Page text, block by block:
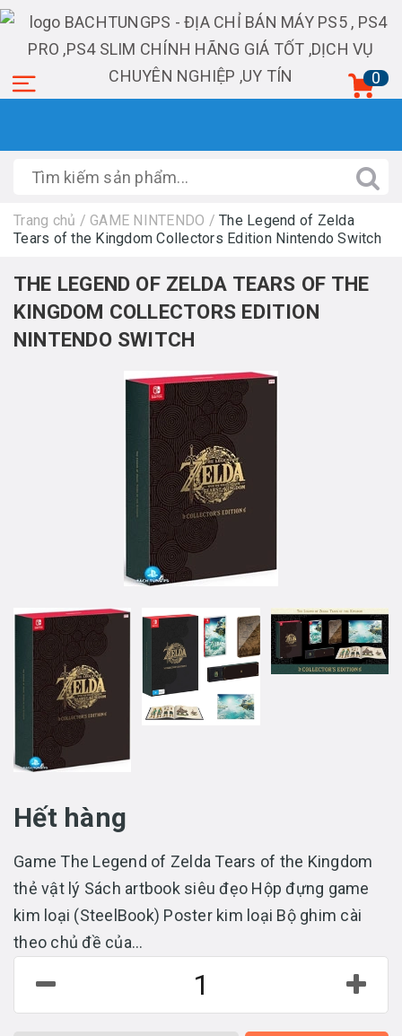
0
Trang chủ / GAME NINTENDO / The Legend of Zelda
Tears of the Kingdom Collectors Edition Nintendo Switch
THE LEGEND OF ZELDA TEARS OF THE
KINGDOM COLLECTORS EDITION
NINTENDO SWITCH
Hết hàng
Game The Legend of Zelda Tears of the Kingdom
thẻ vật lý Sách artbook siêu đẹo Hộp đựng game
kim loại (SteelBook) Poster kim loại Bộ ghim cài
theo chủ đề của...